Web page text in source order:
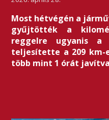
Most hétvégén a
gyűjtötték a
reggelre ugyanis a
teljesítette a 209 km-
több mint 1 órát